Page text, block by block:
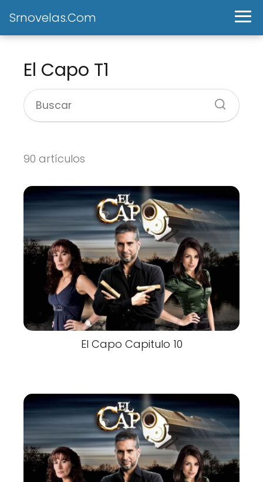
Srnovelas.Com
El Capo T1
90 artículos
El Capo Capitulo 10